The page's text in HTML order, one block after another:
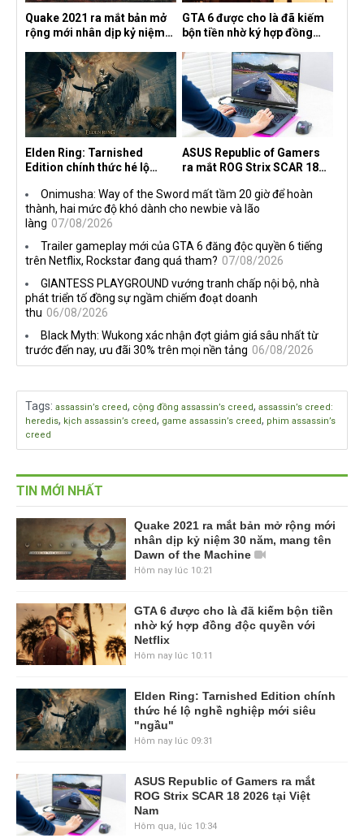
Quake 2021 ra mắt bản mở
rộng mới nhân dịp kỷ niệm
the Machine
GTA 6 được cho là đã kiếm
bộn tiền nhờ ký hợp đồng
Elden Ring: Tarnished
Edition chính thức hé lộ
ASUS Republic of Gamers
ra mắt ROG Strix SCAR 18
Onimusha: Way of the Sword mất tầm 20 giờ để hoàn
thành, hai mức độ khó dành cho newbie và lão
làng 07/08/2026
Trailer gameplay mới của GTA 6 đăng độc quyền 6 tiếng
trên Netflix, Rockstar đang quá tham? 07/08/2026
GIANTESS PLAYGROUND vướng tranh chấp nội bộ, nhà
phát triển tố đồng sự ngầm chiếm đoạt doanh
thu 06/08/2026
Black Myth: Wukong xác nhận đợt giảm giá sâu nhất từ
trước đến nay, ưu đãi 30% trên mọi nền tảng 06/08/2026
Tags: assassin’s creed, cộng đồng assassin’s creed, assassin’s creed:
heredis, kịch assassin’s creed, game assassin’s creed, phim assassin’s
creed
TIN MỚI NHẤT
Quake 2021 ra mắt bản mở rộng mới
nhân dịp kỷ niệm 30 năm, mang tên
Dawn of the Machine
Hôm nay lúc 10:21
GTA 6 được cho là đã kiếm bộn tiền
nhờ ký hợp đồng độc quyền với
Netflix
Hôm nay lúc 10:11
Elden Ring: Tarnished Edition chính
thức hé lộ nghề nghiệp mới siêu
"ngầu"
Hôm nay lúc 09:31
ASUS Republic of Gamers ra mắt
ROG Strix SCAR 18 2026 tại Việt
Nam
Hôm qua, lúc 10:34